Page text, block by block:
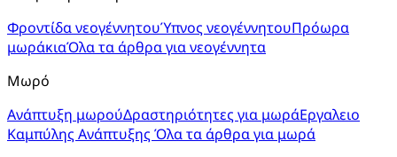
Φροντίδα νεογέννητουΎπνος νεογέννητουΠρόωρα
μωράκιαΌλα τα άρθρα για νεογέννητα
Μωρό
Ανάπτυξη μωρούΔραστηριότητες για μωράΕργαλειο
Καμπύλης Ανάπτυξης Όλα τα άρθρα για μωρά